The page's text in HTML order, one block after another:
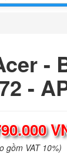
-
-
gồm VAT 10%)